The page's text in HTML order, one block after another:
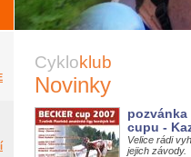
Cykloklub
Novinky
pozvánka
cupu -
Velice rádi
jejich závody.